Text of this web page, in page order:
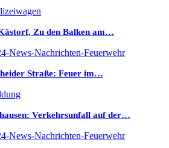
Zu den Balken am…
Straße: Feuer im…
Verkehrsunfall auf der…